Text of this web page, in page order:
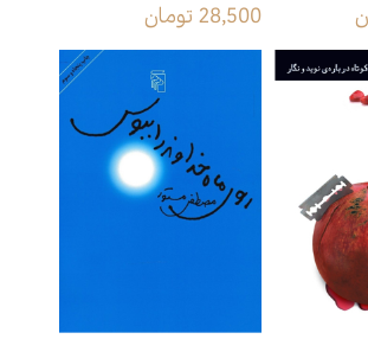
28,500 تومان